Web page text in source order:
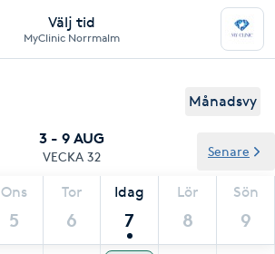
Välj tid
MyClinic Norrmalm
Månadsvy
3 - 9 AUG
VECKA 32
Ons
5
Tor
6
Idag
7
Lör
8
Sön
9
Senare